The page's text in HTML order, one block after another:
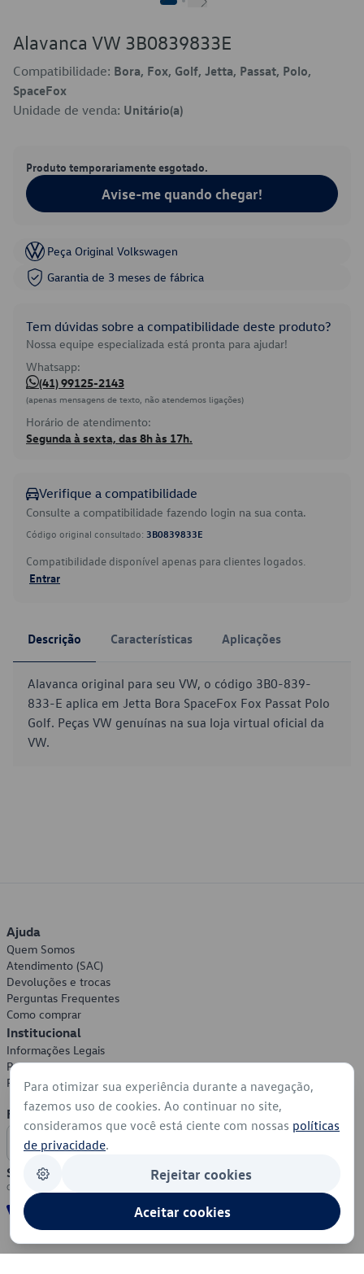
Alavanca VW 3B0839833E
Compatibilidade: Bora, Fox, Golf, Jetta, Passat, Polo,
SpaceFox
Unidade de venda: Unitário(a)
Produto temporariamente esgotado.
Avise-me quando chegar!
Peça Original Volkswagen
Garantia de 3 meses de fábrica
Tem dúvidas sobre a compatibilidade deste produto?
Nossa equipe especializada está pronta para ajudar!
Whatsapp:
(41) 99125-2143
(apenas mensagens de texto, não atendemos ligações)
Horário de atendimento:
Segunda à sexta, das 8h às 17h.
Verifique a compatibilidade
Consulte a compatibilidade fazendo login na sua conta.
Código original consultado: 3B0839833E
Compatibilidade disponível apenas para clientes logados.
Entrar
Descrição Características Aplicações
Alavanca original para seu VW, o código 3B0-839-
833-E aplica em Jetta Bora SpaceFox Fox Passat Polo
Golf. Peças VW genuínas na sua loja virtual oficial da
VW.
Ajuda
Quem Somos
Atendimento (SAC)
Devoluções e trocas
Perguntas Frequentes
Como comprar
Institucional
Informações Legais
Política de Privacidade
Política de Cookies
Formas de Pagamento
Segurança
Para otimizar sua experiência durante a navegação,
fazemos uso de cookies. Ao continuar no site,
consideramos que você está ciente com nossas políticas
de privacidade.
Rejeitar cookies
Aceitar cookies